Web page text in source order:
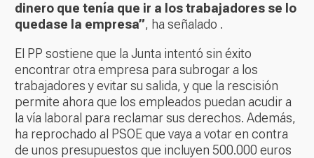
dinero que tenía que ir a los trabajadores se lo
quedase la empresa”, ha señalado .
El PP sostiene que la Junta intentó sin éxito
encontrar otra empresa para subrogar a los
trabajadores y evitar su salida, y que la rescisión
permite ahora que los empleados puedan acudir a
la vía laboral para reclamar sus derechos. Además,
ha reprochado al PSOE que vaya a votar en contra
de unos presupuestos que incluyen 500.000 euros